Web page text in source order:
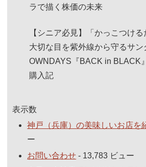
ラで描く株価の未来
【シニア必見】「かっこつける
大切な目を紫外線から守るサン
OWNDAYS『BACK in BLACK
購入記
表示数
神戸（兵庫）の美味しいお店を
ー
お問い合わせ - 13,783 ビュー